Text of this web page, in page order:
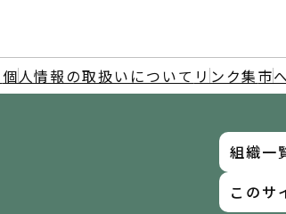
個人情報の取扱いについて リンク集市
組織一
このサ